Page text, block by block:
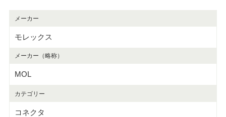
メーカー
モレックス
メーカー（略称）
MOL
カテゴリー
コネクタ